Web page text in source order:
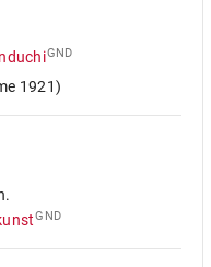
GND
1921)
GND